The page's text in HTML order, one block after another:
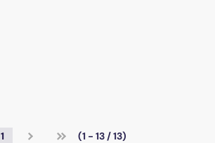
1
(1 - 13 / 13)